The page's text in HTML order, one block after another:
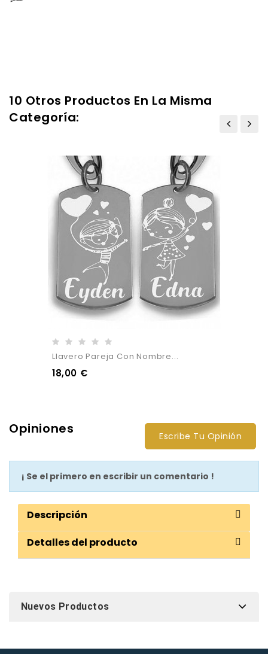
10 Otros Productos En La Misma
Categoría:
Llavero Pareja Con Nombre...
18,00 €
Opiniones Escribe Tu Opinión
¡ Se el primero en escribir un comentario !
Descripción
Detalles del producto
Nuevos Productos